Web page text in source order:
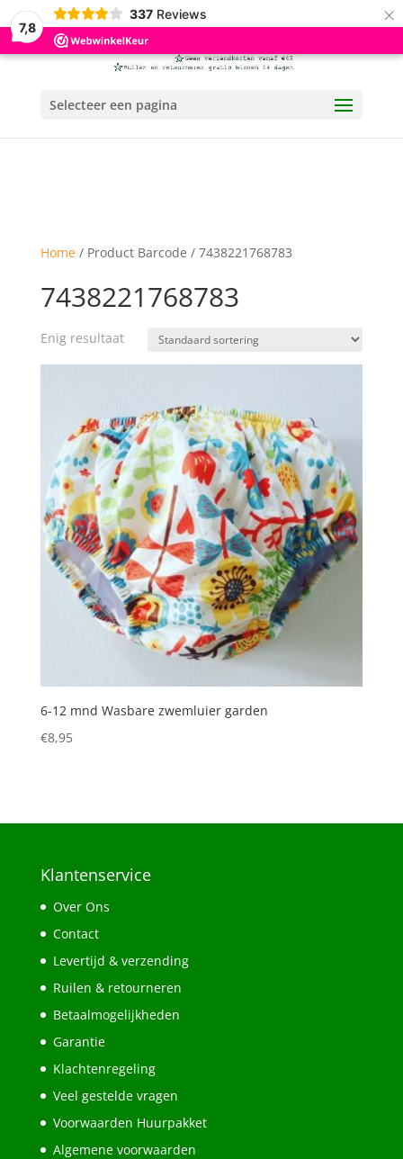
7,8
337 Reviews ×
Selecteer een pagina
Home/ Product Barcode / 7438221768783
7438221768783
Enig resultaat
6-12 mnd Wasbare zwemluier garden
€8,95
Klantenservice
Over Ons
Contact
Levertijd & verzending
Ruilen & retourneren
Betaalmogelijkheden
Garantie
Klachtenregeling
Veel gestelde vragen
Voorwaarden Huurpakket
Algemene voorwaarden